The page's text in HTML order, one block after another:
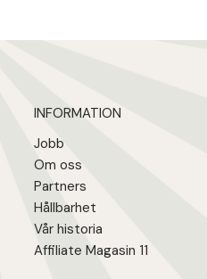
INFORMATION
Jobb
Om oss
Partners
Hållbarhet
Vår historia
Affiliate Magasin 11